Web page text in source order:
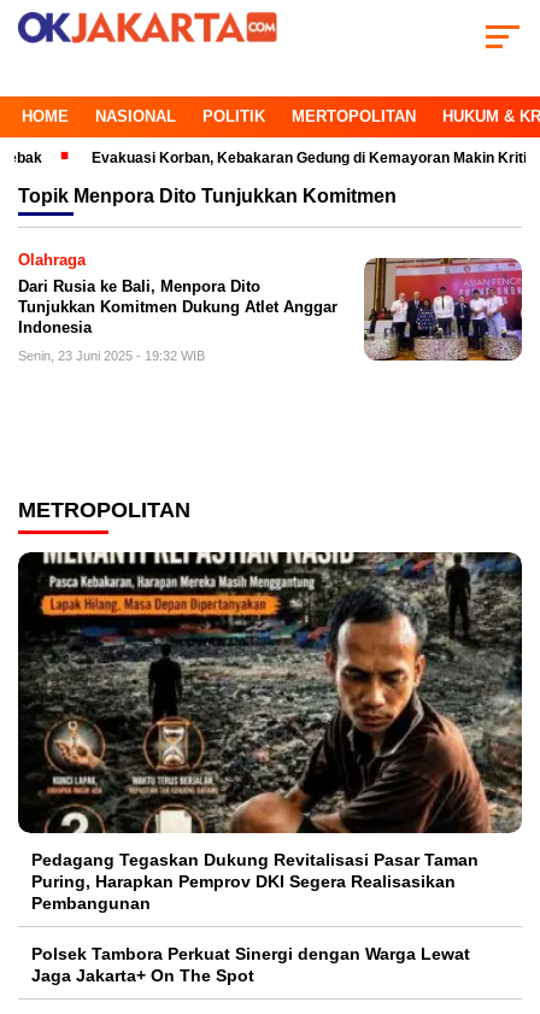
HOME NASIONAL POLITIK MERTOPOLITAN HUKUM &
Evakuasi Korban, Kebakaran Gedung di Kemayoran Makin Kritis
Topik Menpora Dito Tunjukkan Komitmen
Olahraga
Dari Rusia ke Bali, Menpora Dito
Tunjukkan Komitmen Dukung Atlet Anggar
Indonesia
Senin, 23 Juni 2025 - 19:32 WIB
METROPOLITAN
Pedagang Tegaskan Dukung Revitalisasi Pasar Taman
Puring, Harapkan Pemprov DKI Segera Realisasikan
Pembangunan
Polsek Tambora Perkuat Sinergi dengan Warga Lewat
Jaga Jakarta+ On The Spot